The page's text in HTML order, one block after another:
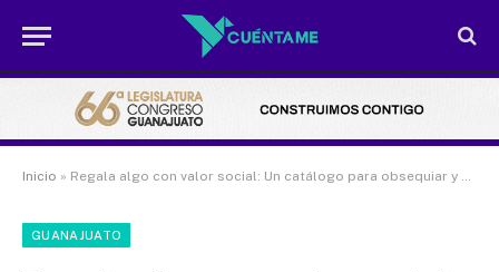
Inicio » Regala algo con valor social: Un catálogo para obsequiar y apoyar la reinserción
GUANAJUATO